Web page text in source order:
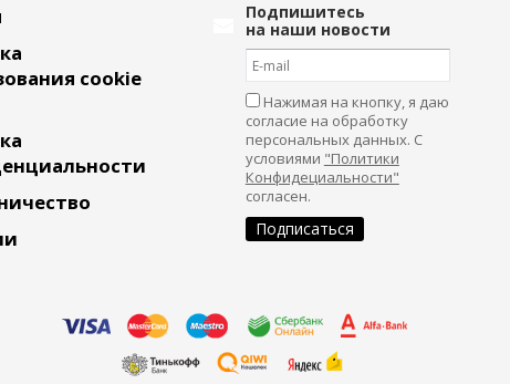
cookie
Подпишитесь
на наши новости
Нажимая на кнопку, я даю
согласие на обработку
персональных данных. С
условиями "Политики
Конфидециальности"
согласен.